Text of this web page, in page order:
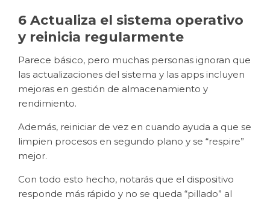
6 Actualiza el sistema operativo
y reinicia regularmente
Parece básico, pero muchas personas ignoran que
las actualizaciones del sistema y las apps incluyen
mejoras en gestión de almacenamiento y
rendimiento.
Además, reiniciar de vez en cuando ayuda a que se
limpien procesos en segundo plano y se “respire”
mejor.
Con todo esto hecho, notarás que el dispositivo
responde más rápido y no se queda “pillado” al